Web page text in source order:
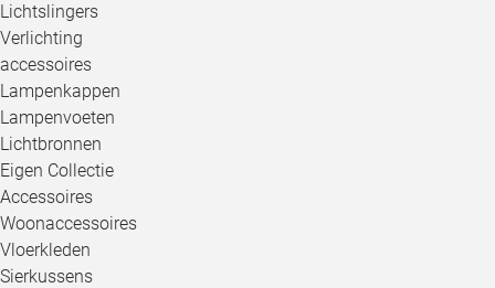
Lichtslingers
Verlichting
accessoires
Lampenkappen
Lampenvoeten
Lichtbronnen
Eigen Collectie
Accessoires
Woonaccessoires
Vloerkleden
Sierkussens